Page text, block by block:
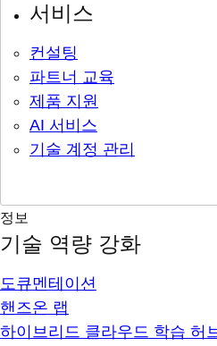
서비스
컨설팅
파트너 교육
제품 지원
AI 서비스
기술 계정 관리
정보
기술 역량 강화
도큐멘테이션
핸즈온 랩
하이브리드 클라우드 학습 허